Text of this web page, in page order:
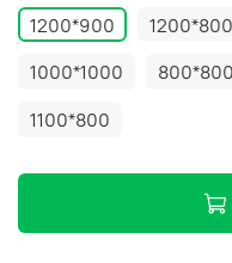
1200*900 1200*800
1000*1000
800*800
1100*800